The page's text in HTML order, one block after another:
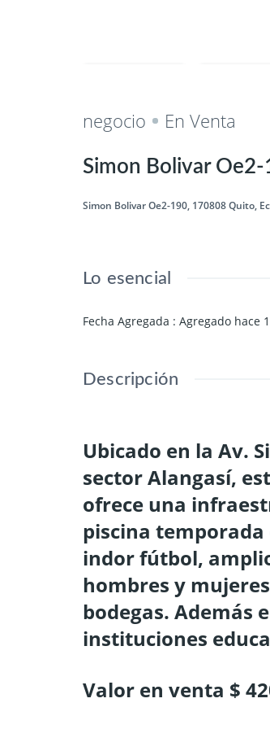
negocio En Venta
Simon Bolivar
Simon Bolivar Oe2-190, 170808 Quito,
Lo esencial
Fecha Agregada : Agregado hace
Descripción
Ubicado en la Av.
sector Alangasí,
ofrece una
piscina temporada
indor fútbol,
hombres y
bodegas. Además
instituciones
Valor en venta $